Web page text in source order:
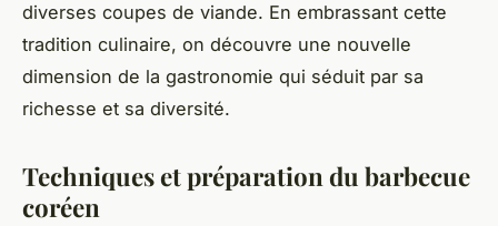
diverses coupes de viande. En embrassant cette
tradition culinaire, on découvre une nouvelle
dimension de la gastronomie qui séduit par sa
richesse et sa diversité.
Techniques et préparation du barbecue
coréen